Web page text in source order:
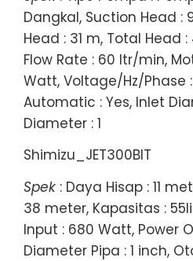
Dangkal, Suction Head :
Head : 31 m, Total Head
Flow Rate : 60 ltr/min,
Watt, Voltage/Hz/Phase :
Automatic : Yes, Inlet
Diameter : 1
Shimizu_JET300BIT
Spek : Daya Hisap : 11
38 meter, Kapasitas :
Input : 680 Watt, Power
Diameter Pipa : 1 inch,